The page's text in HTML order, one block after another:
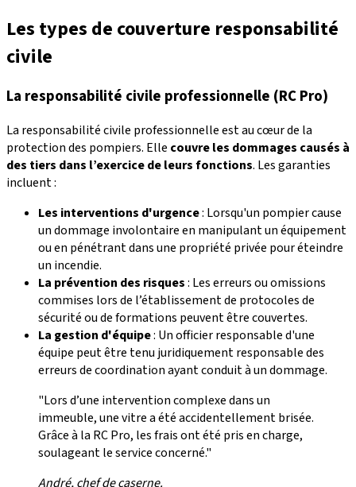
Les types de couverture responsabilité
civile
La responsabilité civile professionnelle (RC Pro)
La responsabilité civile professionnelle est au cœur de la
protection des pompiers. Elle couvre les dommages causés à
des tiers dans l’exercice de leurs fonctions. Les garanties
incluent :
Les interventions d'urgence: Lorsqu'un pompier cause
un dommage involontaire en manipulant un équipement
ou en pénétrant dans une propriété privée pour éteindre
un incendie.
La prévention des risques: Les erreurs ou omissions
commises lors de l’établissement de protocoles de
sécurité ou de formations peuvent être couvertes.
La gestion d'équipe: Un officier responsable d'une
équipe peut être tenu juridiquement responsable des
erreurs de coordination ayant conduit à un dommage.
"Lors d’une intervention complexe dans un
immeuble, une vitre a été accidentellement brisée.
Grâce à la RC Pro, les frais ont été pris en charge,
soulageant le service concerné."
André, chef de caserne.